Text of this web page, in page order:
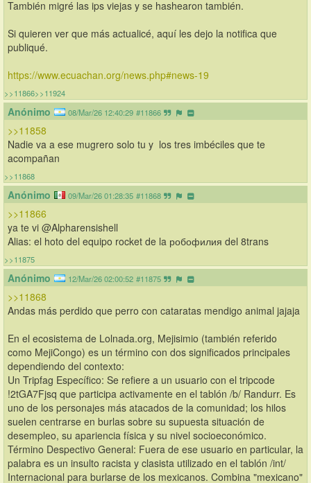
También migré las ips viejas y se hashearon también.
Si quieren ver que más actualicé, aquí les dejo la notifica que
publiqué.
https://www.ecuachan.org/news.php#news-19
>>11866>>11924
Anónimo 08/Mar/26 12:40:29 #11866
>>11858
Nadie va a ese mugrero solo tu y  los tres imbéciles que te
acompañan
>>11868
Anónimo 09/Mar/26 01:28:35 #11868
>>11866
ya te vi @Alpharensishell
Alias: el hoto del equipo rocket de la робофилия del 8trans
>>11875
Anónimo 12/Mar/26 02:00:52 #11875
>>11868
Andas más perdido que perro con cataratas mendigo animal jajaja
En el ecosistema de Lolnada.org, Mejisimio (también referido
como MejiCongo) es un término con dos significados principales
dependiendo del contexto:
Un Tripfag Específico: Se refiere a un usuario con el tripcode
!2tGA7Fjsq que participa activamente en el tablón /b/ Randurr. Es
uno de los personajes más atacados de la comunidad; los hilos
suelen centrarse en burlas sobre su supuesta situación de
desempleo, su apariencia física y su nivel socioeconómico.
Término Despectivo General: Fuera de ese usuario en particular, la
palabra es un insulto racista y clasista utilizado en el tablón /int/
Internacional para burlarse de los mexicanos. Combina "mexicano"